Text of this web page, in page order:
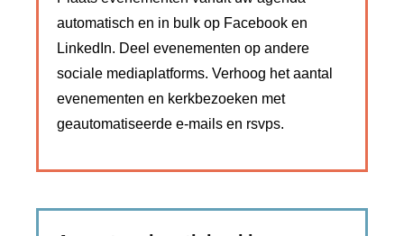
automatisch en in bulk op Facebook en
LinkedIn. Deel evenementen op andere
sociale mediaplatforms. Verhoog het aantal
evenementen en kerkbezoeken met
geautomatiseerde e-mails en rsvps.